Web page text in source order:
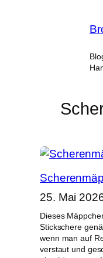
25. Mai
Dieses
Stickschere
wenn man auf
verstaut und